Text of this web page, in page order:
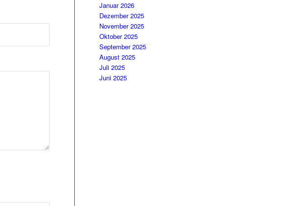
Januar 2026
Dezember 2025
November 2025
Oktober 2025
September 2025
August 2025
Juli 2025
Juni 2025